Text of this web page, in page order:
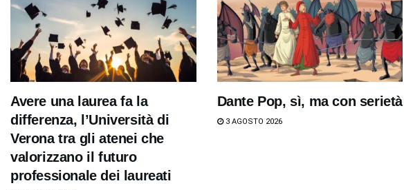
Avere una laurea fa la
differenza, l’Università di
Verona tra gli atenei che
valorizzano il futuro
professionale dei laureati
Dante Pop, sì, ma con serietà
3 AGOSTO 2026